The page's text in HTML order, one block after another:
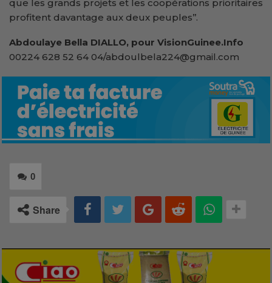
que les grands projets et les coopérations prioritaires
profitent davantage aux deux peuples’’.
Abdoulaye Bella DIALLO, pour VisionGuinee.Info
00224 628 52 64 04/abdoulbela224@gmail.com
0
Share